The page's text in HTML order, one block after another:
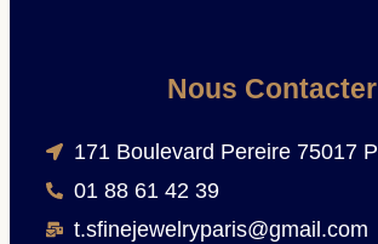
Nous Contacter
171 Boulevard Pereire 75017
01 88 61 42 39
t.sfinejewelryparis@gmail.com